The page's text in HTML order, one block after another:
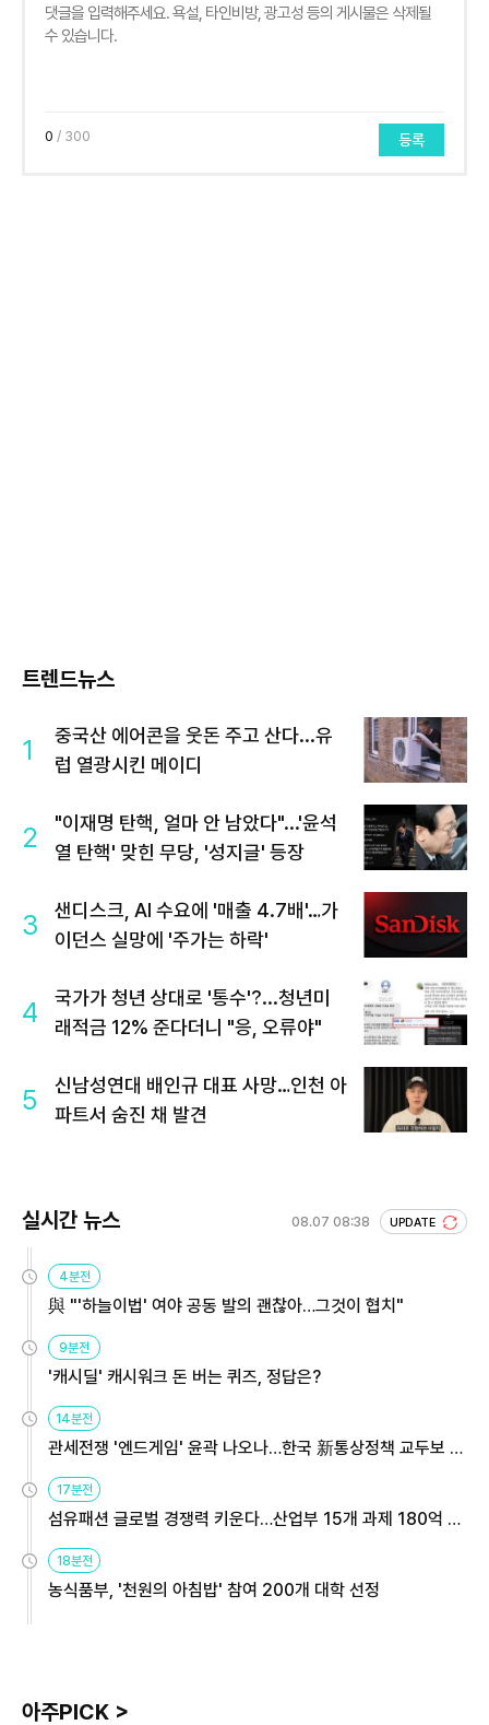
0 / 300 등록
트렌드뉴스
1
중국산 에어콘을 웃돈 주고 산다...유
럽 열광시킨 메이디
2
"이재명 탄핵, 얼마 안 남았다"...'윤석
열 탄핵' 맞힌 무당, '성지글' 등장
3
샌디스크, AI 수요에 '매출 4.7배'…가
이던스 실망에 '주가는 하락'
4
국가가 청년 상대로 '통수'?...청년미
래적금 12% 준다더니 "응, 오류야"
5
신남성연대 배인규 대표 사망…인천 아
파트서 숨진 채 발견
실시간 뉴스 08.07 08:38 UPDATE
4분전
與 "'하늘이법' 여야 공동 발의 괜찮아…그것이 협치"
9분전
'캐시딜' 캐시워크 돈 버는 퀴즈, 정답은?
14분전
관세전쟁 '엔드게임' 윤곽 나오나…한국 新통상정책 교두보 활
용해야
17분전
섬유패션 글로벌 경쟁력 키운다…산업부 15개 과제 180억 지
원
18분전
농식품부, '천원의 아침밥' 참여 200개 대학 선정
아주PICK >